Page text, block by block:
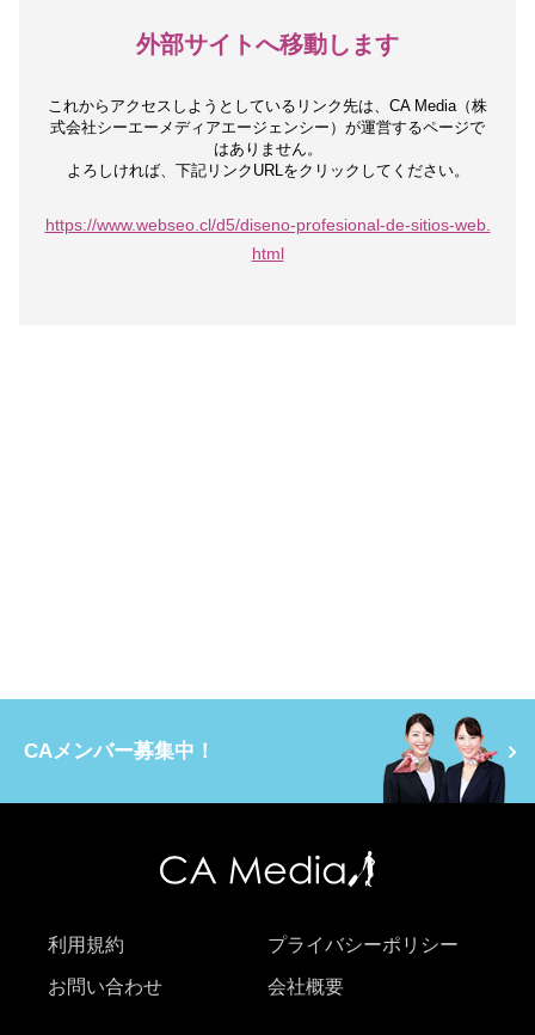
外部サイトへ移動します
これからアクセスしようとしているリンク先は、 CA Media（株
式会社シーエーメディアエージェンシー）が運営するページで
はありません。
よろしければ、下記リンクURLをクリックしてください。
https://www.webseo.cl/d5/diseno-profesional-de-sitios-web.
html
CAメンバー募集中！
利用規約 プライバシーポリシー
お問い合わせ 会社概要